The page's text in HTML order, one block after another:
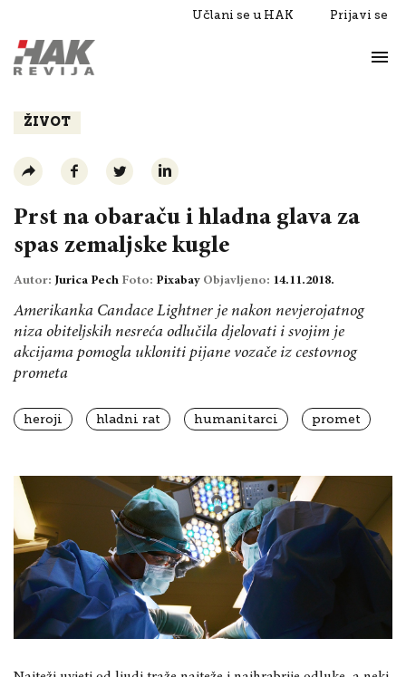
Učlani se u HAK Prijavi se
Razgovori
ŽIVOT
Prst na obaraču i hladna glava za
spas zemaljske kugle
Autor: Jurica Pech Foto: Pixabay Objavljeno: 14.11.2018.
Amerikanka Candace Lightner je nakon nevjerojatnog
niza obiteljskih nesreća odlučila djelovati i svojim je
akcijama pomogla ukloniti pijane vozače iz cestovnog
prometa
heroji hladni rat humanitarci promet